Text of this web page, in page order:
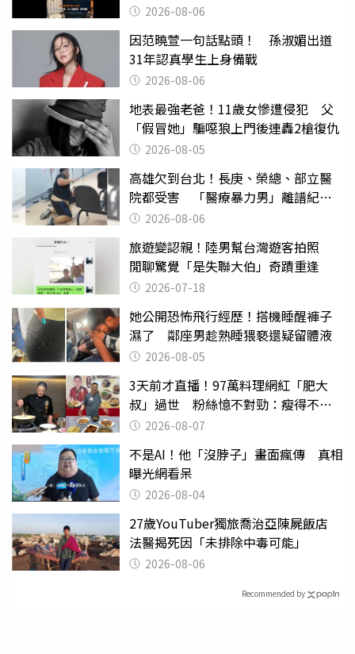
2026-08-06
因范曉萱一句話點頭！ 孫淑媚出道
31年認真學生上身備戰
2026-08-06
地表最強老爸！11歲女慘遭侵犯 父
「假冒她」騙噁狼上門後連轟2槍復仇
2026-08-05
高雄欠到台北！長庚、榮總、部立醫
院都受害 「醫療暴力男」離譜紀錄
曝光2026-08-06
旅遊變認親！陸男幫台灣遊客拍照
閒聊驚覺「是失聯大伯」奇蹟重逢
2026-07-18
她公開恐怖飛行經歷！搭機睡醒褲子
濕了 鄰座男趁熟睡猥褻還疑留體液
2026-08-05
3天前才直播！97萬料理網紅「肥大
叔」過世 粉絲憶不對勁：瘦得不合
理 2026-08-07
不是AI！他「沒脖子」畫面瘋傳 真相
曝光網看呆
2026-08-04
27歲YouTuber獨旅喬治亞陳屍飯店
法醫揭死因「未排除中毒可能」
2026-08-06
Recommended by